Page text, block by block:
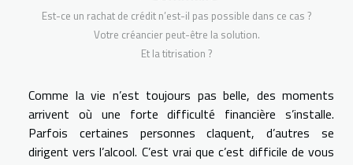
Est-ce un rachat de crédit n’est-il pas possible dans ce cas ?
Votre créancier peut-être la solution.
Et la titrisation ?
Comme la vie n’est toujours pas belle, des moments
arrivent où une forte difficulté financière s’installe.
Parfois certaines personnes claquent, d’autres se
dirigent vers l’alcool. C’est vrai que c’est difficile de vous